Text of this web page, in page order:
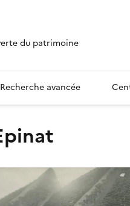
du patrimoine
Recherche avancée